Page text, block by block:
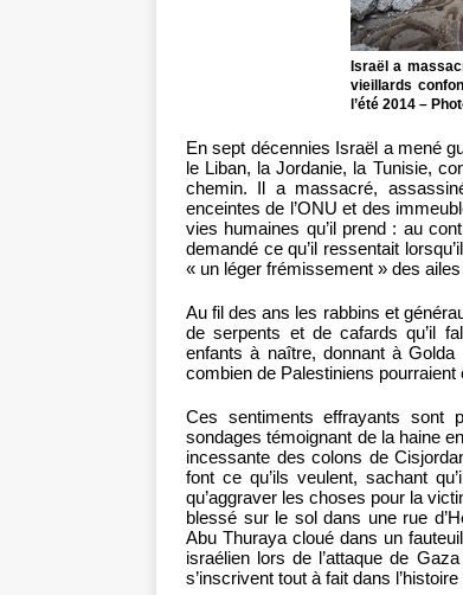
Israël a
vieillards
l’été 2014 –
En sept décennies Israël a mené
le Liban, la Jordanie, la Tunisie,
chemin. Il a massacré,
enceintes de l’ONU et des
vies humaines qu’il prend : au
demandé ce qu’il ressentait
« un léger frémissement » des
Au fil des ans les rabbins et
de serpents et de cafards qu’il
enfants à naître, donnant à
combien de Palestiniens pourraient
Ces sentiments effrayants sont
sondages témoignant de la haine
incessante des colons de
font ce qu’ils veulent, sachant
qu’aggraver les choses pour la
blessé sur le sol dans une rue
Abu Thuraya cloué dans un
israélien lors de l’attaque de
s’inscrivent tout à fait dans l’histoire